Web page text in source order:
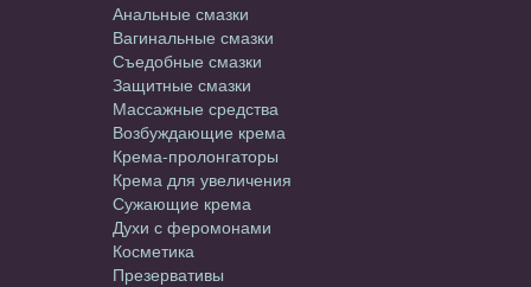
Анальные смазки
Вагинальные смазки
Съедобные смазки
Защитные смазки
Массажные средства
Возбуждающие крема
Крема-пролонгаторы
Крема для увеличения
Сужающие крема
Духи с феромонами
Косметика
Презервативы